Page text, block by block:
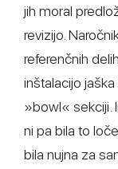
jih moral
revizijo.
referenčnih
inštalacijo
»bowl« sekciji.
ni pa bila to
bila nujna za